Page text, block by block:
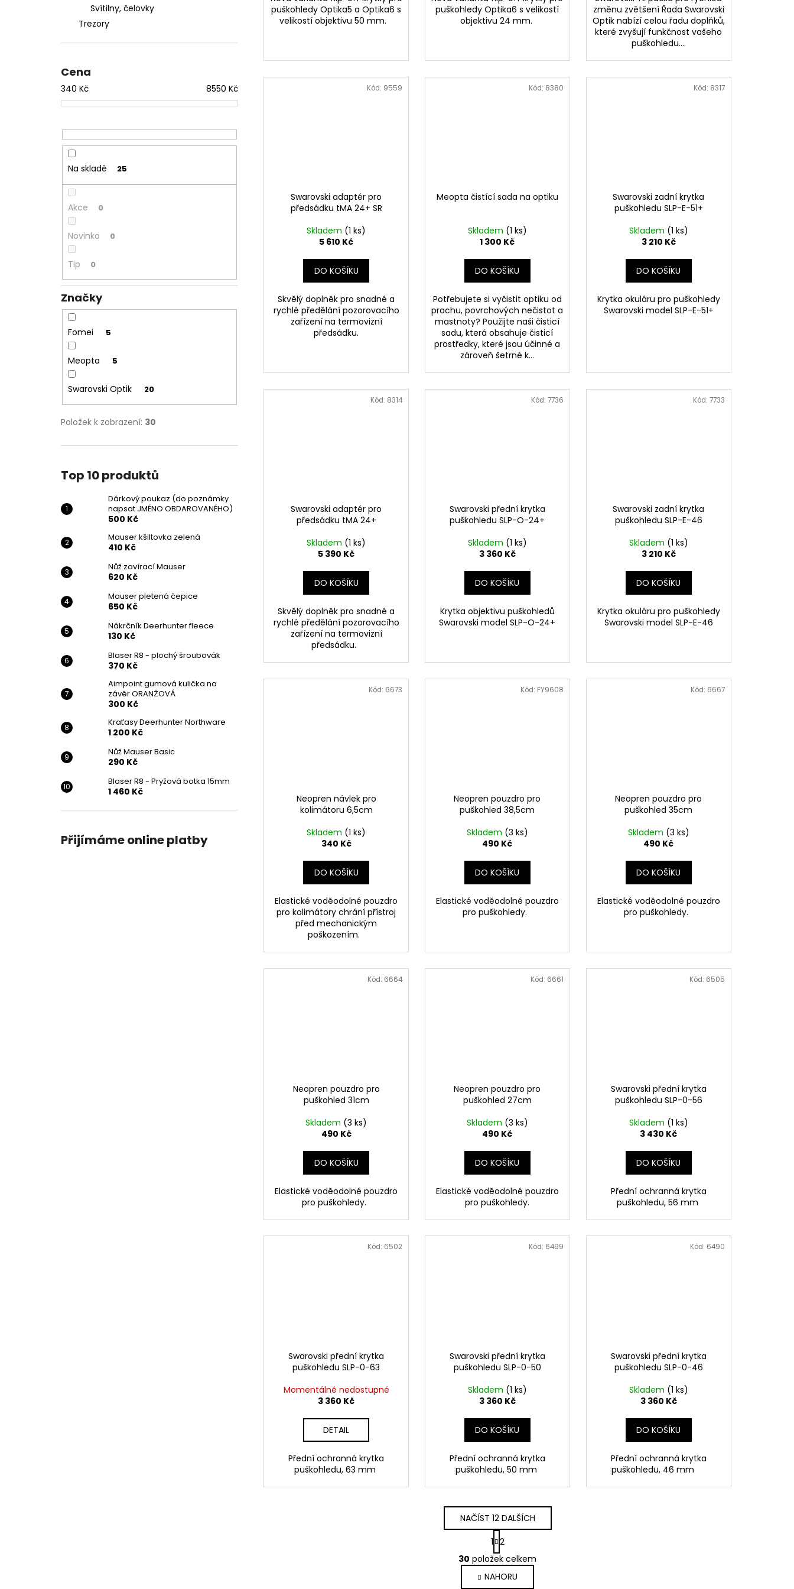
Svítilny, čelovky
Trezory
Cena
340 Kč 8550 Kč
Na skladě 25
Akce 0
Novinka 0
Tip 0
Značky
Fomei 5
Meopta 5
Swarovski Optik 20
Položek k zobrazení: 30
Top 10 produktů
Dárkový poukaz (do poznámky
napsat JMÉNO OBDAROVANÉHO)
500 Kč
Mauser kšiltovka zelená
410 Kč
Nůž zavírací Mauser
620 Kč
Mauser pletená čepice
650 Kč
Nákrčník Deerhunter fleece
130 Kč
Blaser R8 - plochý šroubovák
370 Kč
Aimpoint gumová kulička na
závěr ORANŽOVÁ
300 Kč
Kraťasy Deerhunter Northware
1 200 Kč
Nůž Mauser Basic
290 Kč
Blaser R8 - Pryžová botka 15mm
1 460 Kč
Přijímáme online platby
puškohledy Optika5 a Optika6 s
velikostí objektivu 50 mm.
puškohledy Optika6 s velikostí
objektivu 24 mm. ​
změnu zvětšení Řada Swarovski
Optik nabízí celou řadu doplňků,
které zvyšují funkčnost vašeho
puškohledu....
Swarovski adaptér pro
předsádku tMA 24+ SR
Skladem (1 ks)
5 610 Kč
DO KOŠÍKU
Skvělý doplněk pro snadné a
rychlé předělání pozorovacího
zařízení na termovizní
předsádku.
Kód: 9559
Meopta čistící sada na optiku
Skladem (1 ks)
1 300 Kč
DO KOŠÍKU
Potřebujete si vyčistit optiku od
prachu, povrchových nečistot a
mastnoty? Použijte naši čisticí
sadu, která obsahuje čisticí
prostředky, které jsou účinné a
zároveň šetrné k...
Kód: 8380
Swarovski zadní krytka
puškohledu SLP-E-51+
Skladem (1 ks)
3 210 Kč
DO KOŠÍKU
Krytka okuláru pro puškohledy
Swarovski model SLP-E-51+
Kód: 8317
Swarovski adaptér pro
předsádku tMA 24+
Skladem (1 ks)
5 390 Kč
DO KOŠÍKU
Skvělý doplněk pro snadné a
rychlé předělání pozorovacího
zařízení na termovizní
předsádku.
Kód: 8314
Swarovski přední krytka
puškohledu SLP-O-24+
Skladem (1 ks)
3 360 Kč
DO KOŠÍKU
Krytka objektivu puškohledů
Swarovski model SLP-O-24+
Kód: 7736
Swarovski zadní krytka
puškohledu SLP-E-46
Skladem (1 ks)
3 210 Kč
DO KOŠÍKU
Krytka okuláru pro puškohledy
Swarovski model SLP-E-46
Kód: 7733
Neopren návlek pro
kolimátoru 6,5cm
Skladem (1 ks)
340 Kč
DO KOŠÍKU
Elastické voděodolné pouzdro
pro kolimátory chrání přístroj
před mechanickým
poškozením.
Kód: 6673
Neopren pouzdro pro
puškohled 38,5cm
Skladem (3 ks)
490 Kč
DO KOŠÍKU
Elastické voděodolné pouzdro
pro puškohledy.
Kód: FY9608
Neopren pouzdro pro
puškohled 35cm
Skladem (3 ks)
490 Kč
DO KOŠÍKU
Elastické voděodolné pouzdro
pro puškohledy.
Kód: 6667
Neopren pouzdro pro
puškohled 31cm
Skladem (3 ks)
490 Kč
DO KOŠÍKU
Elastické voděodolné pouzdro
pro puškohledy.
Kód: 6664
Neopren pouzdro pro
puškohled 27cm
Skladem (3 ks)
490 Kč
DO KOŠÍKU
Elastické voděodolné pouzdro
pro puškohledy.
Kód: 6661
Swarovski přední krytka
puškohledu SLP-0-56
Skladem (1 ks)
3 430 Kč
DO KOŠÍKU
Přední ochranná krytka
puškohledu, 56 mm
Kód: 6505
Swarovski přední krytka
puškohledu SLP-0-63
Momentálně nedostupné
3 360 Kč
DETAIL
Přední ochranná krytka
puškohledu, 63 mm
Kód: 6502
Swarovski přední krytka
puškohledu SLP-0-50
Skladem (1 ks)
3 360 Kč
DO KOŠÍKU
Přední ochranná krytka
puškohledu, 50 mm
Kód: 6499
Swarovski přední krytka
puškohledu SLP-0-46
Skladem (1 ks)
3 360 Kč
DO KOŠÍKU
Přední ochranná krytka
puškohledu, 46 mm
Kód: 6490
O
v
l
NAČÍST 12 DALŠÍCH
S
t
r
á
n
1 2
30 položek celkem
NAHORU